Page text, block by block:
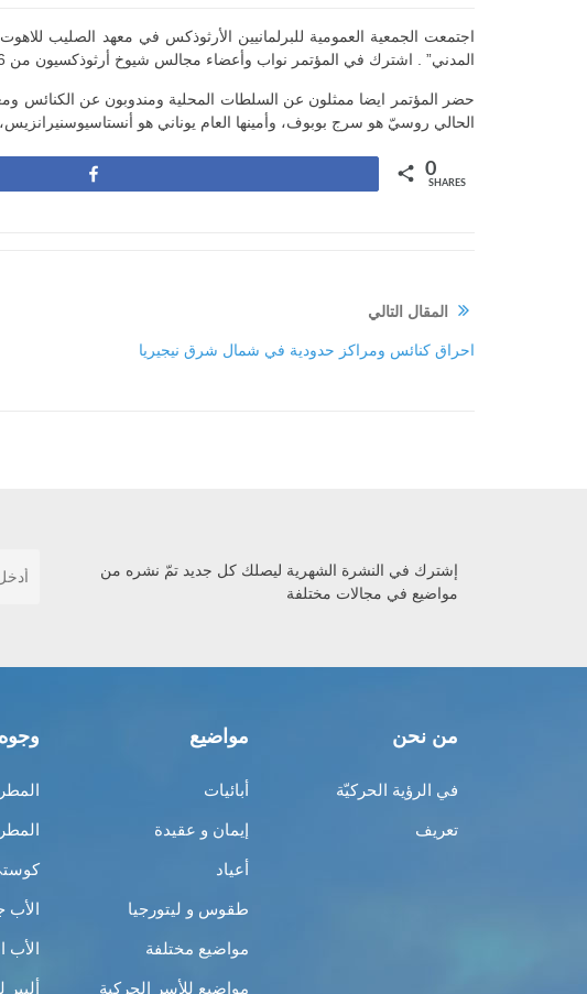
المدني” . اشترك في المؤتمر نواب وأعضاء مجالس شيوخ أرثوذكسيون من 26 بلدا في العالم من بينهم لبنان.
حضر المؤتمر ايضا ممثلون عن السلطات المحلية ومندوبون عن الكنائس
الحالي روسيّ هو سرج بوبوف، وأمينها العام يوناني هو أنستاسيوسنيرانزيس،
0
SHARES
المقال التالي
احراق كنائس ومراكز حدودية في شمال شرق نيجيريا
إشترك في النشرة الشهرية ليصلك كل جديد تمّ نشره من
مواضيع في مجالات مختلفة
من نحن
في الرؤية الحركيّة
تعريف
مواضيع
أبائيات
إيمان و عقيدة
أعياد
طقوس و ليتورجيا
مواضيع مختلفة
مواضيع للأسر الحركية
الأب
ألبير